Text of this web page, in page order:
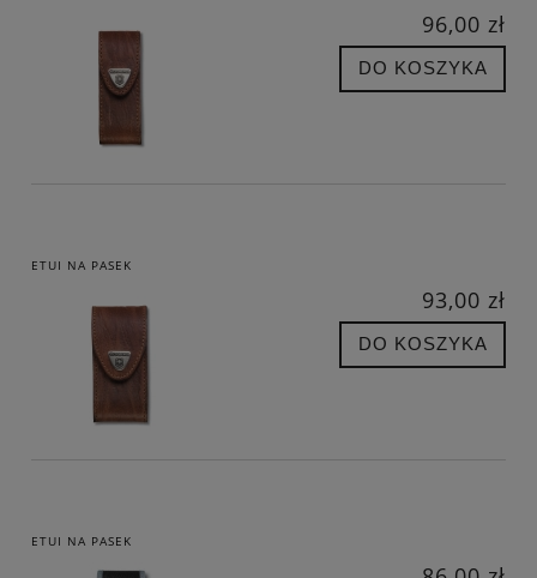
96,00 zł
DO KOSZYKA
ETUI NA PASEK
93,00 zł
DO KOSZYKA
ETUI NA PASEK